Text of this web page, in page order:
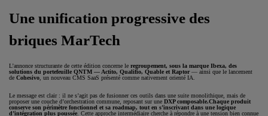
Une unification progressive des
briques MarTech
L’annonce structurante de cette édition concerne le regroupement, sous la marque Ibexa, des
solutions du portefeuille QNTM — Actito, Qualifio, Quable et Raptor— ainsi que le lancement
de Cohesivo , un nouveau CMS SaaS présenté comme nativement orienté IA.
Le message est clair : il ne s’agit pas de fusionner ces outils dans une suite monolithique, mais de
proposer une couche d’orchestration commune, reposant sur une DXP composable.Chaque produit
conserve son périmètre fonctionnel et sa roadmap, tout en s’inscrivant dans une logique
d’intégration plus poussée . Cette approche intermédiaire cherche à répondre à une tension bien connue